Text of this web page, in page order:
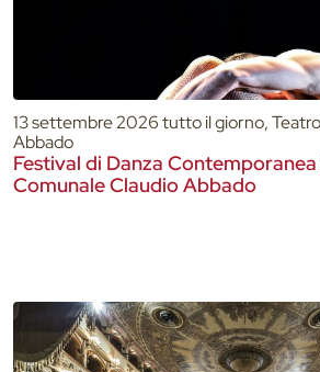
13 settembre 2026 tutto il giorno,
Abbado
Festival di Danza
Comunale Claudio Abbado